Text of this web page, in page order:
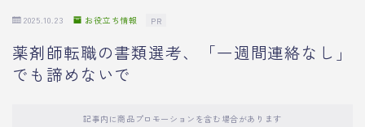
2025.10.23 お役立ち情報 PR
薬剤師転職の書類選考、「一週間連絡なし」
でも諦めないで
記事内に商品プロモーションを含む場合があります